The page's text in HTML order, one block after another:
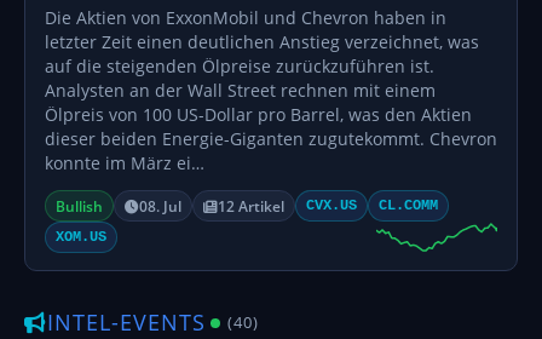
Die Aktien von ExxonMobil und Chevron haben in
letzter Zeit einen deutlichen Anstieg verzeichnet, was
auf die steigenden Ölpreise zurückzuführen ist.
Analysten an der Wall Street rechnen mit einem
Ölpreis von 100 US-Dollar pro Barrel, was den Aktien
dieser beiden Energie-Giganten zugutekommt. Chevron
konnte im März ei…
Bullish 08. Jul 12 Artikel CVX.US
CL.COMM
XOM.US
INTEL-EVENTS (40)